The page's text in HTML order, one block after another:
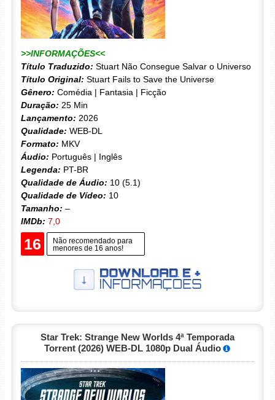
>>INFORMAÇÕES<<
Título Traduzido: Stuart Não Consegue Salvar o Universo
Título Original: Stuart Fails to Save the Universe
Gênero: Comédia | Fantasia | Ficção
Duração: 25 Min
Lançamento: 2026
Qualidade: WEB-DL
Formato: MKV
Áudio: Português | Inglês
Legenda: PT-BR
Qualidade de Áudio: 10 (5.1)
Qualidade de Vídeo: 10
Tamanho: –
IMDb: 7,0
16
Não recomendado para
menores de 16 anos!
Star Trek: Strange New Worlds 4ª Temporada
Torrent (2026) WEB-DL 1080p Dual Áudio